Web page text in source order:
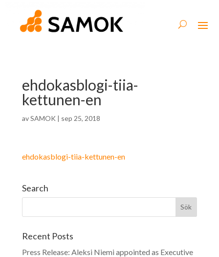
ehdokasblogi-tiia-
kettunen-en
avSAMOK | sep 25, 2018
ehdokasblogi-tiia-kettunen-en
Search
Recent Posts
Press Release: Aleksi Niemi appointed as Executive